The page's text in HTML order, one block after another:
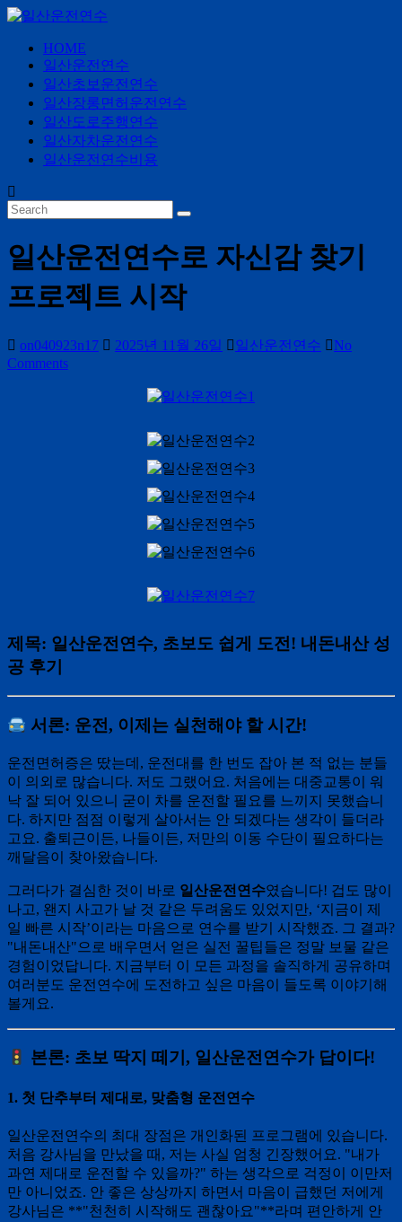
Skip
content
24
시
간
365
HOME
일산운전연수
일산초보운전연수
일산장롱면허운전연수
일산도로주행연수
일산자차운전연수
일산운전연수비용
일산운전연수로 자신감 찾기
프로젝트 시작
on040923n17 2025년 11월 26일 일산운전연수
No
Comments
제목: 일산운전연수, 초보도 쉽게 도전! 내돈내산 성
공 후기
서론: 운전, 이제는 실천해야 할 시간!
운전면허증은 땄는데, 운전대를 한 번도 잡아 본 적 없는 분들
이 의외로 많습니다. 저도 그랬어요. 처음에는 대중교통이 워
낙 잘 되어 있으니 굳이 차를 운전할 필요를 느끼지 못했습니
다. 하지만 점점 이렇게 살아서는 안 되겠다는 생각이 들더라
고요. 출퇴근이든, 나들이든, 저만의 이동 수단이 필요하다는
깨달음이 찾아왔습니다.
그러다가 결심한 것이 바로 일산운전연수였습니다! 겁도 많이
나고, 왠지 사고가 날 것 같은 두려움도 있었지만, ‘지금이 제
일 빠른 시작’이라는 마음으로 연수를 받기 시작했죠. 그 결과?
"내돈내산"으로 배우면서 얻은 실전 꿀팁들은 정말 보물 같은
경험이었답니다. 지금부터 이 모든 과정을 솔직하게 공유하며
여러분도 운전연수에 도전하고 싶은 마음이 들도록 이야기해
볼게요.
본론: 초보 딱지 떼기, 일산운전연수가 답이다!
1. 첫 단추부터 제대로, 맞춤형 운전연수
일산운전연수의 최대 장점은 개인화된 프로그램에 있습니다.
처음 강사님을 만났을 때, 저는 사실 엄청 긴장했어요. "내가
과연 제대로 운전할 수 있을까?" 하는 생각으로 걱정이 이만저
만 아니었죠. 안 좋은 상상까지 하면서 마음이 급했던 저에게
강사님은 **"천천히 시작해도 괜찮아요"**라며 편안하게 안